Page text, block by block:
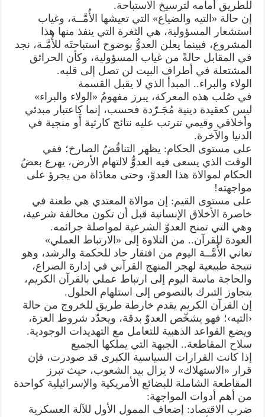
للطريق أمامه لترسيخ الاستباحة.
إن حالة «التيه والضياع» التي تعيشها الأُمَّــة، وغياب
استشعار المسؤولية، هي الثغرة التي ينفذ منها هذا
المشروع، فبينما يعلن العدوُّ بوضوح استباحتَه للأُمَّـة، نجد
في المقابل حالةً من غياب المسؤولية، وكأن الحرائق
المشتعلة في أطراف البيت لن تصل إلى قلبه.
الولاء والبراء.. المبدأ الذي لا يقبل القسمة
​​في صُلب هذه المعركة، يبرز مفهومُ «الولاء والبراء»
ليس كعقيدة دينية مُجَـرّدة فحسب، إنما كاعتبار مبدئي
وأخلاقي وقيمي تترتب عليه نتائج كارثية أَو منجية في
الدنيا والآخرة.
​على مستوى الحكام: يظهر التناقُضُ الصارخ؛ ففي
الوقت الذي يسعى فيه العدوُّ لالتهام الأرض، يهرع بعضُ
الحكام لموالاة هذا العدوّ، وحتى معادَاة من يجرؤ على
مواجهته!
​على مستوى القيم: إن موالاة المعتدي هي طعنة في
خاصرة الأخلاق الإنسانية قبل أن تكون مخالفة شرعية،
وهي التي تمنح العدوّ الشرعية لمواصلة جرائمه.
​العودة للقرآن.. من التلاوة إلى «الارتباط العملي»
​تعاني الأُمَّــة اليوم من افتقار حاد للحكمة والرشد، وهو
نتيجة طبيعية لهجر المنهج القرآني في إدارة الصراع،
والحاجة ماسة اليوم إلى ارتباط عملي بالقرآن الكريم،
يتجاوز التبرك بالنصوص إلى استلهام الحلول.
​إن القرآن الكريم يقدم خارطة طريق للخروج من حالة
‹التيه›؛ فهو يشخّص العدوّ بدقة، ويحدّد شروط العزة،
ويضع القواعد الذهبية للتعامل مع التهديدات الوجودية.
​سلاح المقاطعة.. الجبهة التي يملكها الجميع
​إذا كانت القرارات السياسية الكبرى قد صودرت، فإن
قرار «الاستهلاك» لا يزال بيد الشعوب، حيث تبرز
المقاطعة الشاملة للبضائع الأمريكية والإسرائيلية كواحدة
من أهم أدوات المواجهة:
​ضرب الاقتصاد: إضعاف الممول الأول للآلة العسكرية